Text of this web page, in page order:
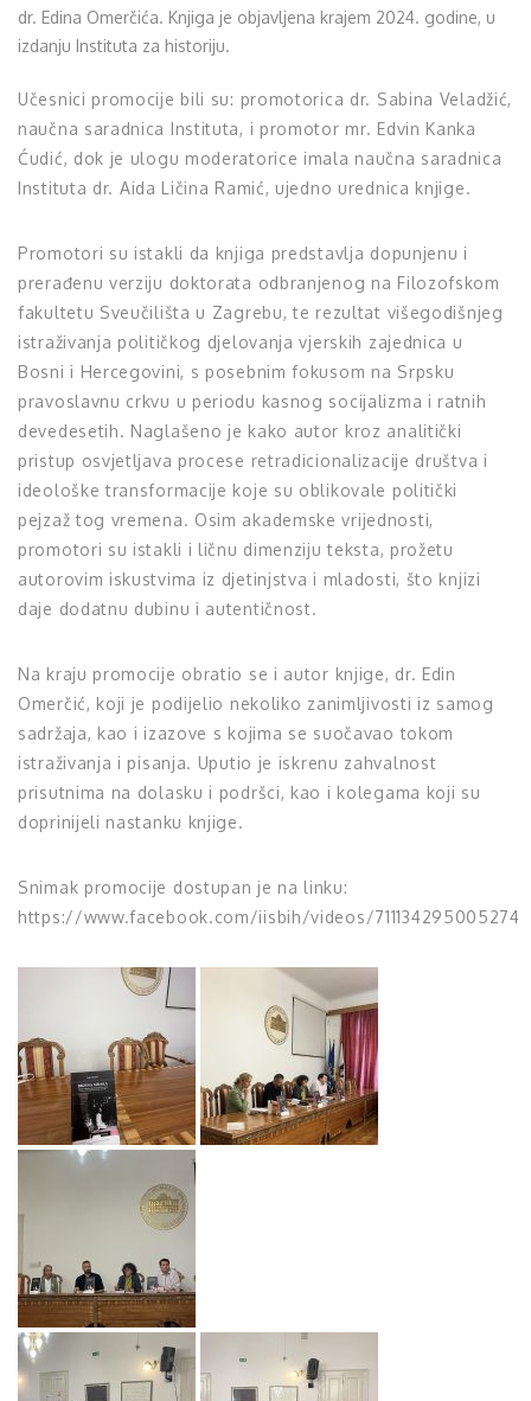
dr. Edina Omerčića. Knjiga je objavljena krajem 2024. godine, u
izdanju Instituta za historiju.
Učesnici promocije bili su: promotorica dr. Sabina Veladžić,
naučna saradnica Instituta, i promotor mr. Edvin Kanka
Ćudić, dok je ulogu moderatorice imala naučna saradnica
Instituta dr. Aida Ličina Ramić, ujedno urednica knjige.
Promotori su istakli da knjiga predstavlja dopunjenu i
prerađenu verziju doktorata odbranjenog na Filozofskom
fakultetu Sveučilišta u Zagrebu, te rezultat višegodišnjeg
istraživanja političkog djelovanja vjerskih zajednica u
Bosni i Hercegovini, s posebnim fokusom na Srpsku
pravoslavnu crkvu u periodu kasnog socijalizma i ratnih
devedesetih. Naglašeno je kako autor kroz analitički
pristup osvjetljava procese retradicionalizacije društva i
ideološke transformacije koje su oblikovale politički
pejzaž tog vremena. Osim akademske vrijednosti,
promotori su istakli i ličnu dimenziju teksta, prožetu
autorovim iskustvima iz djetinjstva i mladosti, što knjizi
daje dodatnu dubinu i autentičnost.
Na kraju promocije obratio se i autor knjige, dr. Edin
Omerčić, koji je podijelio nekoliko zanimljivosti iz samog
sadržaja, kao i izazove s kojima se suočavao tokom
istraživanja i pisanja. Uputio je iskrenu zahvalnost
prisutnima na dolasku i podršci, kao i kolegama koji su
doprinijeli nastanku knjige.
Snimak promocije dostupan je na linku:
https://www.facebook.com/iisbih/videos/711134295005274